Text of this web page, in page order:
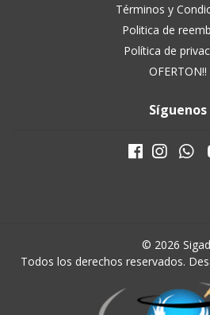
Términos y
Politica de
Política de
OFERTON!!
Síguenos
© 2026
Todos los derechos reservados.